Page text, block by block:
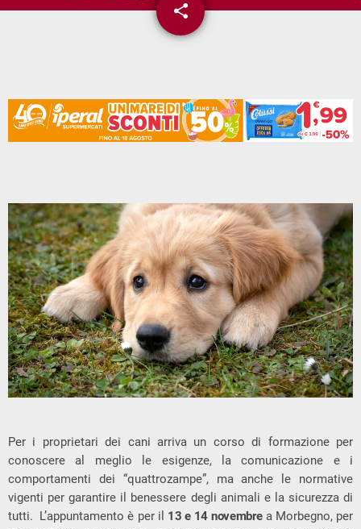
share
email
Per i proprietari dei cani arriva un corso di formazione per
conoscere al meglio le esigenze, la comunicazione e i
comportamenti dei “quattrozampe”, ma anche le normative
vigenti per garantire il benessere degli animali e la sicurezza di
tutti. L’appuntamento è per il 13 e 14 novembrea Morbegno, per